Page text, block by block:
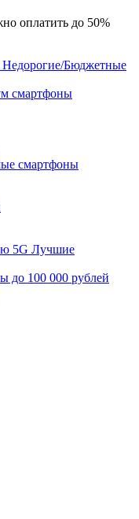
оплатить до 50%
Недорогие/Бюджетные
смартфоны
смартфоны
5G Лучшие
до 100 000 рублей